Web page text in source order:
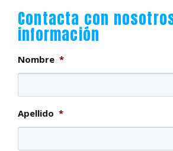
Contacta con
información
Nombre *
Apellido *